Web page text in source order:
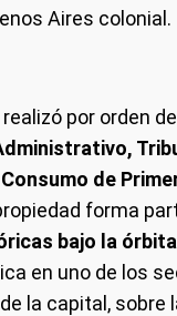
Aires colonial.
por orden
de
forma
bajo la
en uno de los
la capital, sobre